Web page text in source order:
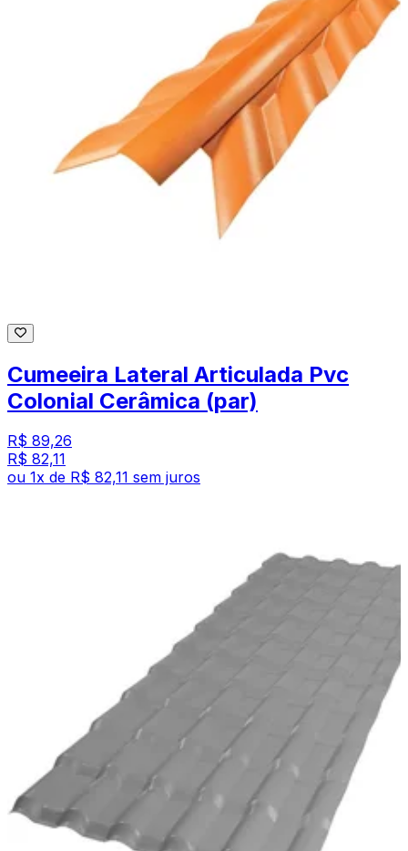
Cumeeira Lateral Articulada Pvc
Colonial Cerâmica (par)
R$ 89,26
R$ 82,11
ou 1x de R$ 82,11 sem juros